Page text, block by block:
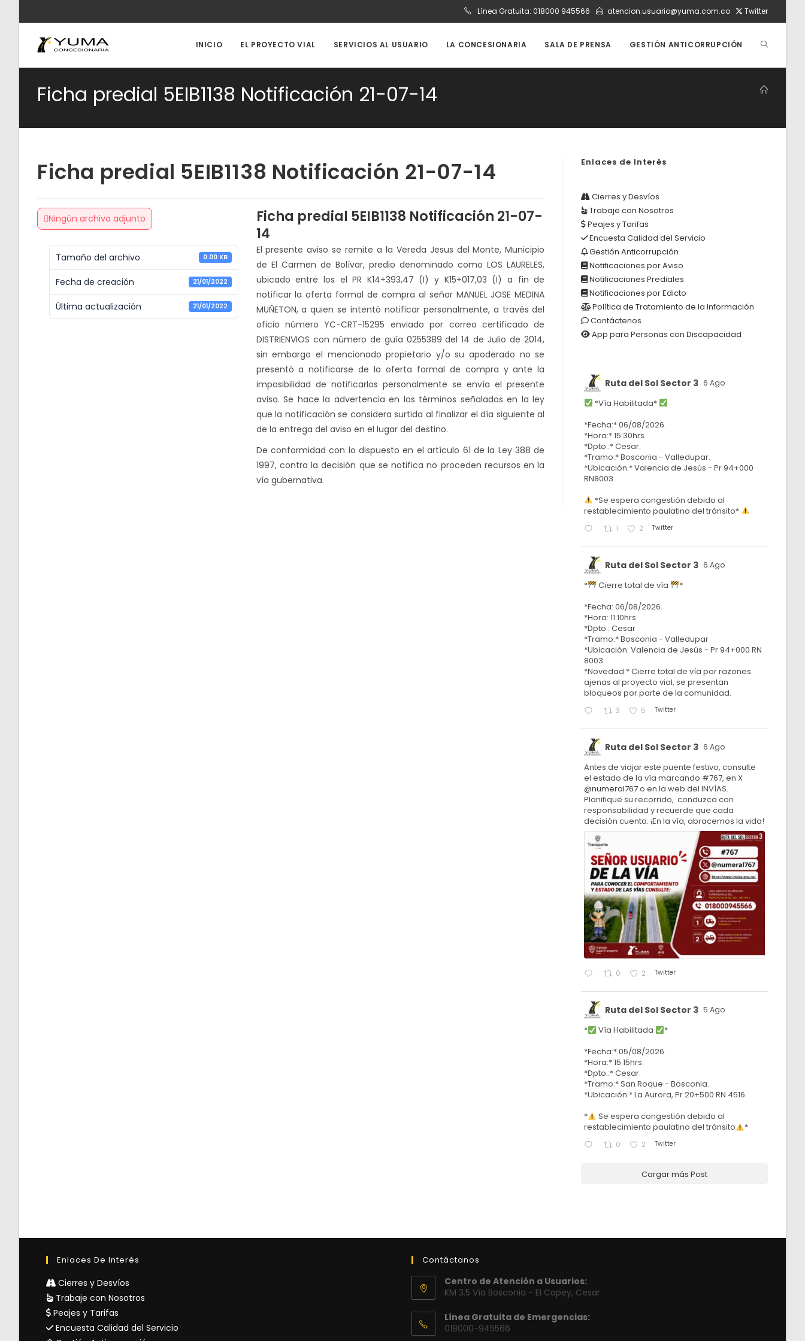
contenido
Línea Gratuita: 018000 945566 atencion.usuario@yuma.com.co Twitter
INICIO EL PROYECTO VIAL SERVICIOS AL USUARIO LA CONCESIONARIA SALA DE PRENSA GESTIÓN ANTICORRUPCIÓN ALTERNAR
BÚSQUEDA
Ficha predial 5EIB1138 Notificación 21-07-14
Ficha predial 5EIB1138 Notificación 21-07-14
Ningún archivo adjunto
Tamaño del archivo 0.00 KB
Fecha de creación 21/01/2022
Última actualización 21/01/2022
Ficha predial 5EIB1138 Notificación 21-07-
14
El presente aviso se remite a la Vereda Jesus del Monte, Municipio
de El Carmen de Bolívar, predio denominado como LOS LAURELES,
ubicado entre los el PR K14+393,47 (I) y K15+017,03 (I) a fin de
notificar la oferta formal de compra al señor MANUEL JOSE MEDINA
MUÑETON, a quien se intentó notificar personalmente, a través del
oficio númeroYC-CRT-15295 enviado por correo certificado de
DISTRIENVIOS con número de guía 0255389 del 14 de Julio de 2014,
sin embargo el mencionado propietario y/o su apoderado no se
presentó a notificarse de la oferta formal de compra y ante la
imposibilidad de notificarlos personalmente se envía el presente
aviso. Se hace la advertencia en los términos señalados en la ley
que la notificación se considera surtida al finalizar el día siguiente al
de la entrega del aviso en el lugar del destino.
De conformidad con lo dispuesto en el artículo 61 de la Ley 388 de
1997, contra la decisión que se notifica no proceden recursos en la
vía gubernativa.
Enlaces de Interés
Cierres y Desvíos
Trabaje con Nosotros
Peajes y Tarifas
Encuesta Calidad del Servicio
Gestión Anticorrupción
Notificaciones por Aviso
Notificaciones Prediales
Notificaciones por Edicto
Política de Tratamiento de la Información
Contáctenos
App para Personas con Discapacidad
Ruta del Sol Sector 3 6 Ago
*Vía Habilitada*
*Fecha:* 06/08/2026.
*Hora:* 15:30hrs
*Dpto.:* Cesar.
*Tramo:* Bosconia - Valledupar.
*Ubicación:* Valencia de Jesús - Pr 94+000
RN8003.
*Se espera congestión debido al
restablecimiento paulatino del tránsito*
1 2 Twitter
Ruta del Sol Sector 3 6 Ago
* Cierre total de vía
*
*Fecha: 06/08/2026.
*Hora: 11:10hrs
*Dpto.: Cesar
*Tramo:* Bosconia - Valledupar
*Ubicación: Valencia de Jesús - Pr 94+000 RN
8003
*Novedad:* Cierre total de vía por razones
ajenas al proyecto vial, se presentan
bloqueos por parte de la comunidad.
3 5 Twitter
Ruta del Sol Sector 3 6 Ago
Antes de viajar este puente festivo, consulte
el estado de la vía marcando #767, en X
@numeral767o en la web del INVÍAS.
Planifique su recorrido, conduzca con
responsabilidad y recuerde que cada
decisión cuenta. ¡En la vía, abracemos la vida!
0 2 Twitter
Ruta del Sol Sector 3 5 Ago
* Vía Habilitada
*
*Fecha:* 05/08/2026.
*Hora:* 15:15hrs.
*Dpto.:* Cesar.
*Tramo:* San Roque - Bosconia.
*Ubicación:* La Aurora, Pr 20+500 RN 4516.
*
Se espera congestión debido al
restablecimiento paulatino del tránsito
*
0 2 Twitter
Cargar más Post
Enlaces De Interés
Cierres y Desvíos
Trabaje con Nosotros
Peajes y Tarifas
Encuesta Calidad del Servicio
Contáctanos
Centro de Atención a Usuarios:
KM 3.5 Vía Bosconia - El Copey, Cesar
Línea Gratuita de Emergencias:
018000-945566